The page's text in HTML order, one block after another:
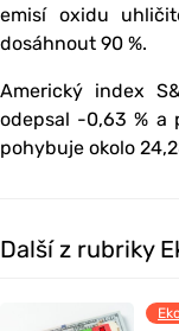
emisí oxidu
dosáhnout 90 %.
Americký index
odepsal -0,63 % a
pohybuje okolo
Další z rubriky